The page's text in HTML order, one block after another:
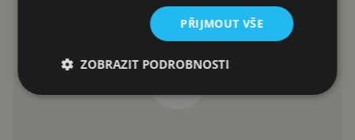
PŘIJMOUT VŠE
ZOBRAZIT PODROBNOSTI